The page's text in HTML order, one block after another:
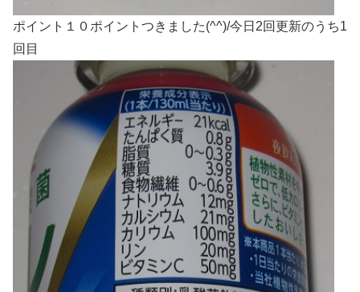
ポイント１０ポイントつきました(^^)/今日2回更新のうち1
回目